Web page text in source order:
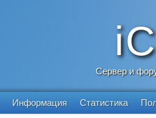
Сервер и
Информация Статистика